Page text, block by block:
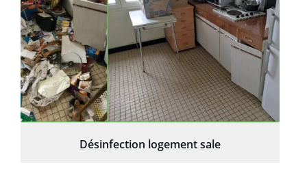
Désinfection logement sale